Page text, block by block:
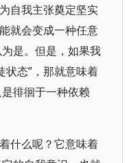
自我主张奠定坚实
就会变成一种任意
是。但是，如果我
状态”，那就意味着
徘徊于一种依赖
什么呢？它意味着